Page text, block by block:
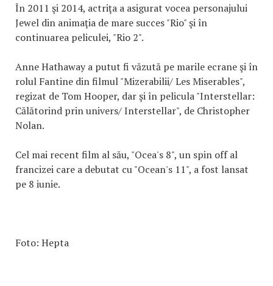
În 2011 şi 2014, actriţa a asigurat vocea personajului
Jewel din animaţia de mare succes "Rio" şi în
continuarea peliculei, "Rio 2".
Anne Hathaway a putut fi văzută pe marile ecrane şi în
rolul Fantine din filmul "Mizerabilii/ Les Miserables",
regizat de Tom Hooper, dar şi în pelicula "Interstellar:
Călătorind prin univers/ Interstellar", de Christopher
Nolan.
Cel mai recent film al său, "Ocea's 8", un spin off al
francizei care a debutat cu "Ocean's 11", a fost lansat
pe 8 iunie.
Foto: Hepta